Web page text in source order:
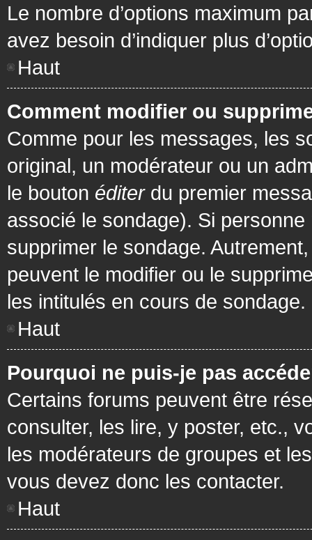
Le nombre d’options maximum
avez besoin d’indiquer plus
Haut
Comment modifier ou
Comme pour les messages, les
original, un modérateur ou un
le bouton éditerdu premier
associé le sondage). Si personne
supprimer le sondage.
peuvent le modifier ou le
les intitulés en cours de sondage.
Haut
Pourquoi ne puis-je pas
Certains forums peuvent être
consulter, les lire, y poster, etc.,
les modérateurs de groupes et
vous devez donc les contacter.
Haut